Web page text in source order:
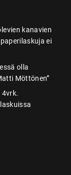
kanavien
ei
olla
Möttönen”